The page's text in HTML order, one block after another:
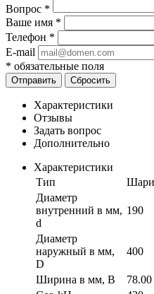
Вопрос *
Ваше имя *
Телефон *
E-mail
* обязательные поля
Отправить Сбросить
Характеристики
Отзывы
Задать вопрос
Дополнительно
Характеристики
Тип
Диаметр
внутренний в мм,
d
190
Диаметр
наружный в мм,
D
400
Ширина в мм, B
78.00